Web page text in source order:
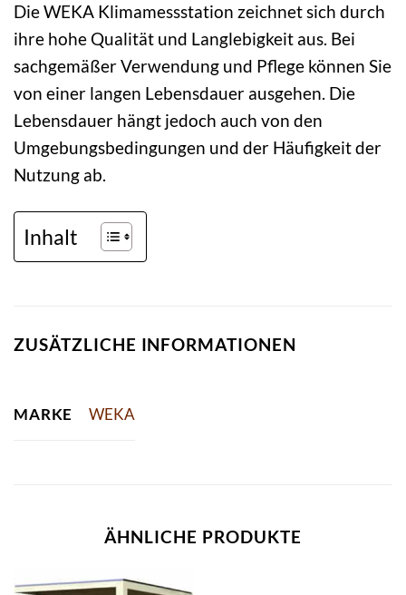
Die WEKA Klimamessstation zeichnet sich durch
ihre hohe Qualität und Langlebigkeit aus. Bei
sachgemäßer Verwendung und Pflege können Sie
von einer langen Lebensdauer ausgehen. Die
Lebensdauer hängt jedoch auch von den
Umgebungsbedingungen und der Häufigkeit der
Nutzung ab.
Inhalt
ZUSÄTZLICHE INFORMATIONEN
MARKE WEKA
ÄHNLICHE PRODUKTE